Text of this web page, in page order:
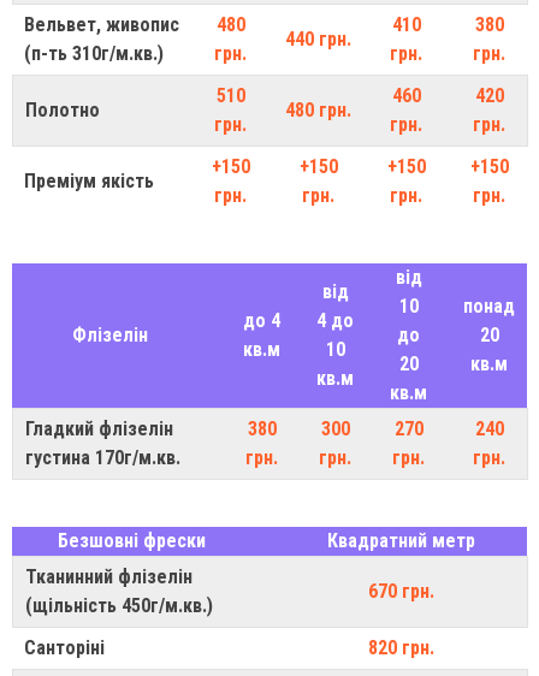
Вельвет, живопис
(п-ть 310г/м.кв.)
480
грн.
440 грн.
410
грн.
380
грн.
Полотно
510
грн.
480 грн.
460
грн.
420
грн.
Преміум якість
+150
грн.
+150
грн.
+150
грн.
+150
грн.
Флізелін
до 4
кв.м
від
4 до
10
кв.м
від
10
до
20
кв.м
понад
20
кв.м
Гладкий флізелін
густина 170г/м.кв.
380
грн.
300
грн.
270
грн.
240
грн.
Безшовні фрески
Квадратний метр
Тканинний флізелін
(щільність 450г/м.кв.)
670 грн.
Санторіні
820 грн.